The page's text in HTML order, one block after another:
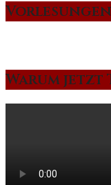
Vorlesungen
Warum jetzt